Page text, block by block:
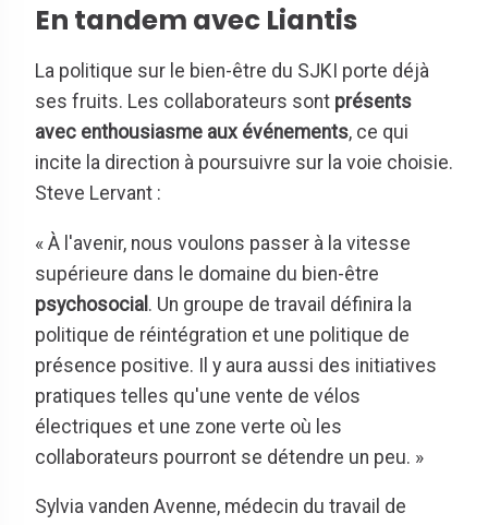
En tandem avec Liantis
La politique sur le bien-être du SJKI porte déjà
ses fruits. Les collaborateurs sont présents
avec enthousiasme aux événements, ce qui
incite la direction à poursuivre sur la voie choisie.
Steve Lervant :
« À l'avenir, nous voulons passer à la vitesse
supérieure dans le domaine du bien-être
psychosocial . Un groupe de travail définira la
politique de réintégration et une politique de
présence positive. Il y aura aussi des initiatives
pratiques telles qu'une vente de vélos
électriques et une zone verte où les
collaborateurs pourront se détendre un peu. »
Sylvia vanden Avenne, médecin du travail de